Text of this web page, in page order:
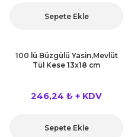
Veda Parti Malzemeleri
Süsleri
malzemeleri
Taş Baskı Ürünleri
Sepete Ekle
100 lü Büzgülü Yasin,Mevlüt
Tül Kese 13x18 cm
246,24 ₺ + KDV
Sepete Ekle